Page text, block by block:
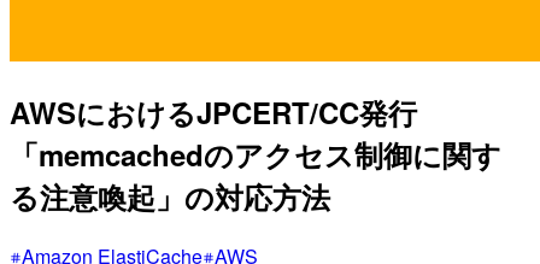
AWSにおけるJPCERT/CC発行
「memcachedのアクセス制御に関す
る注意喚起」の対応方法
Amazon ElastiCache AWS